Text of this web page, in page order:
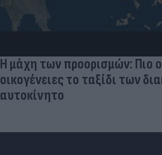
Η μάχη των προορισμών: Πιο
οικογένειες το ταξίδι των
αυτοκίνητο